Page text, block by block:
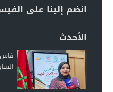
انضم إلينا على
الأحدث